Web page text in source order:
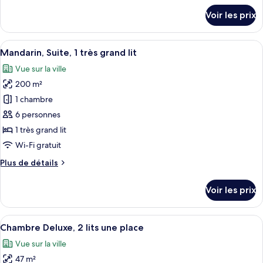
1
très
grand
lit
le
type
de
Oriental
Suite,
Suite,
très
grand
lit
Voir les prix
Afficher
toutes
les
photos
pour
ce
type
de
chambre :
Mandarin,
très
grand
lit
Une chambre d’hôtel avec un grand
18
Mandarin, Suite, 1 très grand lit
Vue sur la ville
200 m²
1 chambre
6 personnes
1 très grand lit
Wi-Fi gratuit
Plus de détails
Plus
le
type
de
Mandarin,
Suite,
Voir les prix
Afficher
toutes
les
Une chambre d’hôtel avec deux lits,
8
Chambre Deluxe, 2 lits une place
Vue sur la ville
47 m²